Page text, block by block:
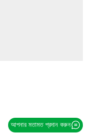
আপনার মতামত প্রদান করুন